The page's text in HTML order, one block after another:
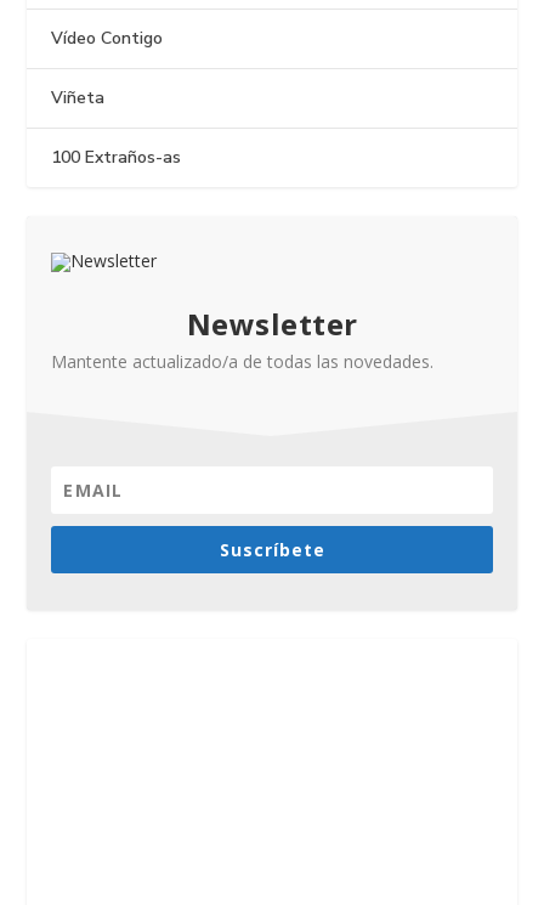
Vídeo Contigo
Viñeta
100 Extraños-as
Newsletter
Mantente actualizado/a de todas las novedades.
Suscríbete